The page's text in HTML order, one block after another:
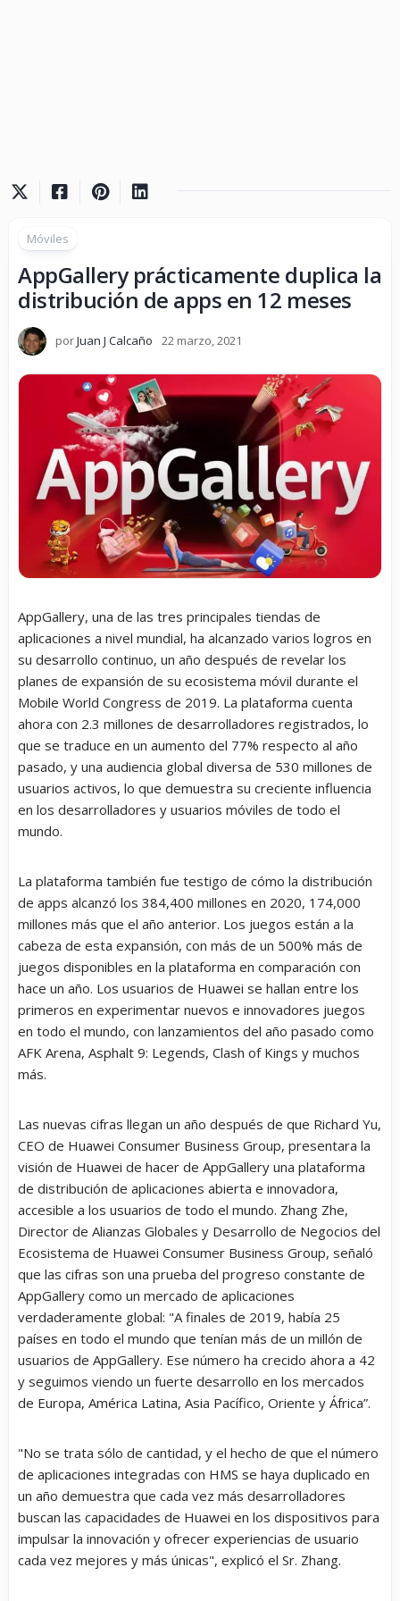
Móviles
AppGallery prácticamente duplica la
distribución de apps en 12 meses
porJuan J Calcaño 22 marzo, 2021
AppGallery, una de las tres principales tiendas de
aplicaciones a nivel mundial, ha alcanzado varios logros en
su desarrollo continuo, un año después de revelar los
planes de expansión de su ecosistema móvil durante el
Mobile World Congress de 2019. La plataforma cuenta
ahora con 2.3 millones de desarrolladores registrados, lo
que se traduce en un aumento del 77% respecto al año
pasado, y una audiencia global diversa de 530 millones de
usuarios activos, lo que demuestra su creciente influencia
en los desarrolladores y usuarios móviles de todo el
mundo.
La plataforma también fue testigo de cómo la distribución
de apps alcanzó los 384,400 millones en 2020, 174,000
millones más que el año anterior. Los juegos están a la
cabeza de esta expansión, con más de un 500% más de
juegos disponibles en la plataforma en comparación con
hace un año. Los usuarios de Huawei se hallan entre los
primeros en experimentar nuevos e innovadores juegos
en todo el mundo, con lanzamientos del año pasado como
AFK Arena, Asphalt 9: Legends, Clash of Kings y muchos
más.
Las nuevas cifras llegan un año después de que Richard Yu,
CEO de Huawei Consumer Business Group, presentara la
visión de Huawei de hacer de AppGallery una plataforma
de distribución de aplicaciones abierta e innovadora,
accesible a los usuarios de todo el mundo. Zhang Zhe,
Director de Alianzas Globales y Desarrollo de Negocios del
Ecosistema de Huawei Consumer Business Group, señaló
que las cifras son una prueba del progreso constante de
AppGallery como un mercado de aplicaciones
verdaderamente global: "A finales de 2019, había 25
países en todo el mundo que tenían más de un millón de
usuarios de AppGallery. Ese número ha crecido ahora a 42
y seguimos viendo un fuerte desarrollo en los mercados
de Europa, América Latina, Asia Pacífico, Oriente y África”.
"No se trata sólo de cantidad, y el hecho de que el número
de aplicaciones integradas con HMS se haya duplicado en
un año demuestra que cada vez más desarrolladores
buscan las capacidades de Huawei en los dispositivos para
impulsar la innovación y ofrecer experiencias de usuario
cada vez mejores y más únicas", explicó el Sr. Zhang.